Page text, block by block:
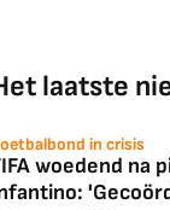
laatste
in crisis
woedend na